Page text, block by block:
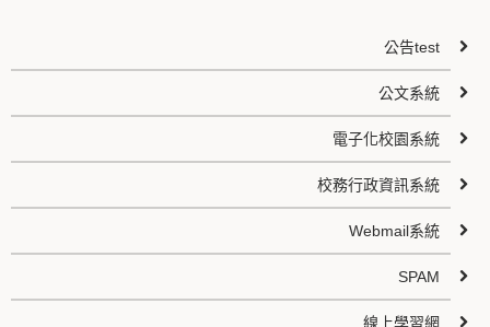
公告test
公文系統
電子化校園系統
校務行政資訊系統
Webmail系統
SPAM
線上學習網